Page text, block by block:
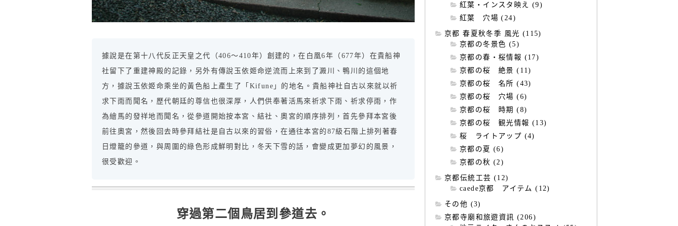
據說是在第十八代反正天皇之代（406～410年）創建的，在白凰6年（677年）在貴船神
社留下了重建神殿的記錄，另外有傳說玉依姬命逆流而上來到了澱川、鴨川的這個地
方，據說玉依姬命乘坐的黃色船上產生了「Kifune」的地名。貴船神社自古以來就以祈
求下雨而聞名，歷代朝廷的尊信也很深厚，人們供奉著活馬來祈求下雨、祈求停雨，作
為繪馬的發祥地而聞名，從參道開始按本宮、結社、奧宮的順序排列，首先參拜本宮後
前往奧宮，然後回去時參拜結社是自古以來的習俗，在通往本宮的87級石階上排列著春
日燈籠的參道，與周圍的綠色形成鮮明對比，冬天下雪的話，會變成更加夢幻的風景，
很受歡迎。
穿過第二個鳥居到參道去。
紅葉・インスタ映え (9)
紅葉 穴場 (24)
京都 春夏秋冬季 風光 (115)
京都の冬景色 (5)
京都の春・桜情報 (17)
京都の桜 絶景 (11)
京都の桜 名所 (43)
京都の桜 穴場 (6)
京都の桜 時期 (8)
京都の桜 観光情報 (13)
桜 ライトアップ (4)
京都の夏 (6)
京都の秋 (2)
京都伝統工芸 (12)
caede京都 アイテム (12)
その他 (3)
京都寺廟和旅遊資訊 (206)